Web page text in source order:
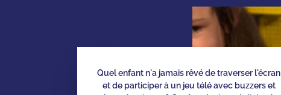
Quel enfant n'a jamais rêvé de traverser l'écran
et de participer à un jeu télé avec buzzers et